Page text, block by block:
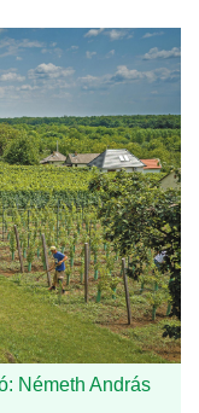
Németh András